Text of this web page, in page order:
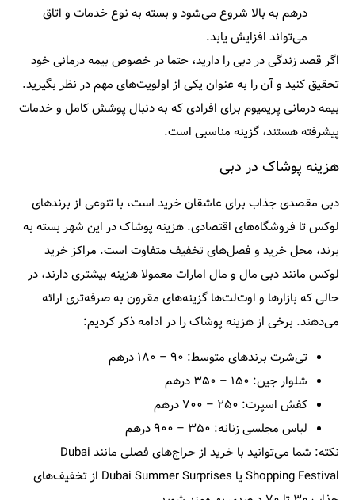
درهم به بالا شروع می‌شود و بسته به نوع خدمات و اتاق
می‌تواند افزایش یابد.
اگر قصد زندگی در دبی را دارید، حتما در خصوص بیمه درمانی خود
تحقیق کنید و آن را به عنوان یکی از اولویت‌های مهم در نظر بگیرید.
بیمه درمانی پریمیوم برای افرادی که به دنبال پوشش کامل و خدمات
پیشرفته هستند، گزینه مناسبی است.
هزینه پوشاک در دبی
دبی مقصدی جذاب برای عاشقان خرید است، با تنوعی از برندهای
لوکس تا فروشگاه‌های اقتصادی. هزینه پوشاک در این شهر بسته به
برند، محل خرید و فصل‌های تخفیف متفاوت است. مراکز خرید
لوکس مانند دبی مال و مال امارات معمولا هزینه بیشتری دارند، در
حالی که بازارها و اوت‌لت‌ها گزینه‌های مقرون‌ به‌ صرفه‌تری ارائه
می‌دهند. برخی از هزینه پوشاک را در ادامه ذکر کردیم:
تی‌شرت برندهای متوسط: ۹۰ – ۱۸۰ درهم
شلوار جین: ۱۵۰ – ۳۵۰ درهم
کفش اسپرت: ۲۵۰ – ۷۰۰ درهم
لباس مجلسی زنانه: ۳۵۰ – ۹۰۰ درهم
نکته:
شما می‌توانید با خرید از حراج‌های فصلی مانند Dubai
Shopping Festival یا Dubai Summer Surprises از تخفیف‌های